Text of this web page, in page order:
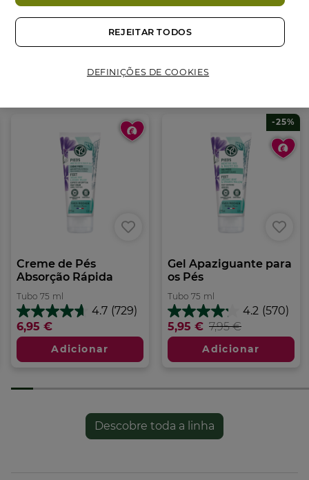
COMPROMISSO COSMÉTIQUE VÉGÉTALE®
• Fórmula com 98% de ingredientes de origem
natural
• Fórmula dermatologicamente testada
• Fórmula Vegan
• Tubos em plástico 100% reciclado e reciclável
• Agricultura biológica e sustentável
Tubo
Também podes gostar
Creme de Pés
Absorção Rápida
Tubo 75 ml
4.7 (729)
4.7
em
5
estrelas.
729
6,95 €
Adicionar
Gel Apaziguante para
os Pés
Tubo 75 ml
4.2 (570)
4.2
em
5
estrelas.
570
5,95 € 7,95 €
-25%
Adicionar
Descobre toda a linha
DEFINIÇÕES DE COOKIES
REJEITAR TODOS